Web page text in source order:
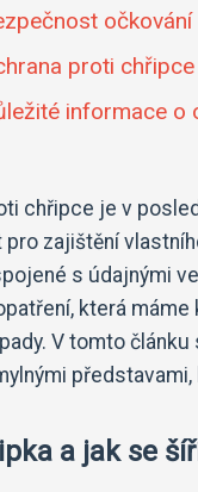
proti
informace o
chřipce je v
pro zajištění
s údajnými
která
V tomto
a jak se